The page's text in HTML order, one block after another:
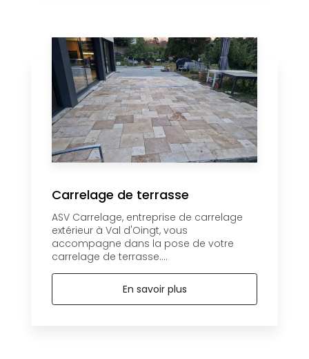
Carrelage de terrasse
ASV Carrelage, entreprise de carrelage
extérieur à Val d'Oingt, vous
accompagne dans la pose de votre
carrelage de terrasse....
En savoir plus